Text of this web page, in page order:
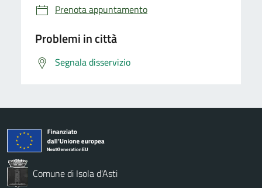
Prenota appuntamento
Problemi in città
Segnala disservizio
Comune di Isola d'Asti